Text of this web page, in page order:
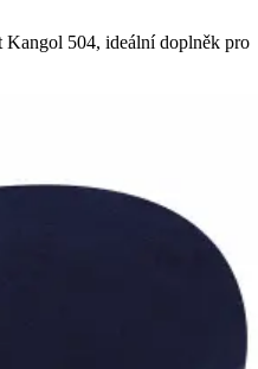
Kangol 504, ideální doplněk pro